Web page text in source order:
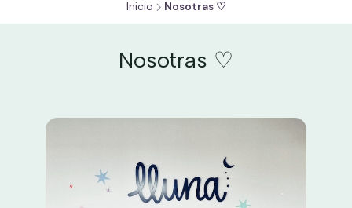
Inicio Nosotras ♡
Nosotras ♡